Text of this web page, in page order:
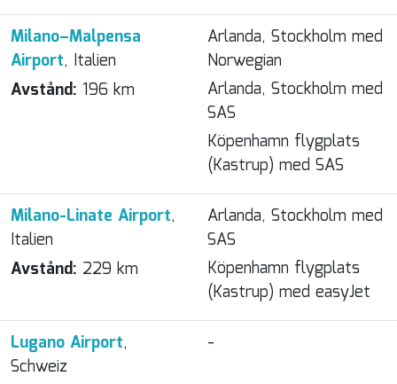
Milano–Malpensa
Airport, Italien
Avstånd: 196 km
Arlanda, Stockholm med
Norwegian
Arlanda, Stockholm med
SAS
Köpenhamn flygplats
(Kastrup) med SAS
Milano-Linate Airport,
Italien
Avstånd: 229 km
Arlanda, Stockholm med
SAS
Köpenhamn flygplats
(Kastrup) med easyJet
Lugano Airport,
Schweiz
-